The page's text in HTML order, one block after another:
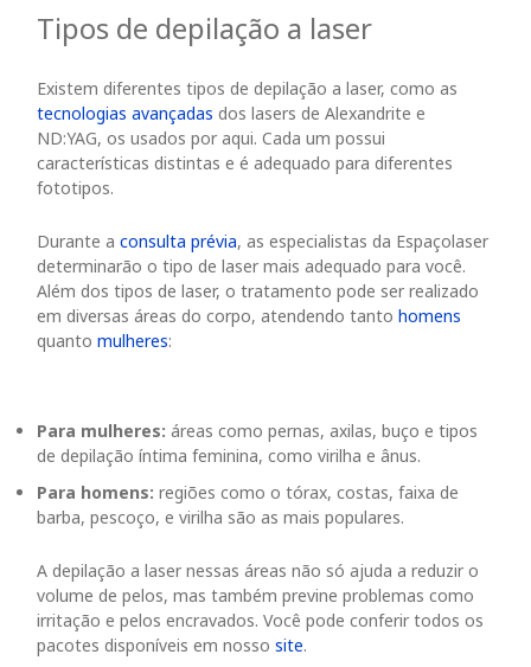
Tipos de depilação a laser
Existem diferentes tipos de depilação a laser, como as
tecnologias avançadas dos lasers de Alexandrite e
ND:YAG, os usados por aqui. Cada um possui
características distintas e é adequado para diferentes
fototipos.
Durante a consulta prévia, as especialistas da Espaçolaser
determinarão o tipo de laser mais adequado para você.
Além dos tipos de laser, o tratamento pode ser realizado
em diversas áreas do corpo, atendendo tanto homens
quanto mulheres:
Para mulheres: áreas como pernas, axilas, buço e tipos
de depilação íntima feminina, como virilha e ânus.
Para homens: regiões como o tórax, costas, faixa de
barba, pescoço, e virilha são as mais populares.
A depilação a laser nessas áreas não só ajuda a reduzir o
volume de pelos, mas também previne problemas como
irritação e pelos encravados. Você pode conferir todos os
pacotes disponíveis em nosso site.